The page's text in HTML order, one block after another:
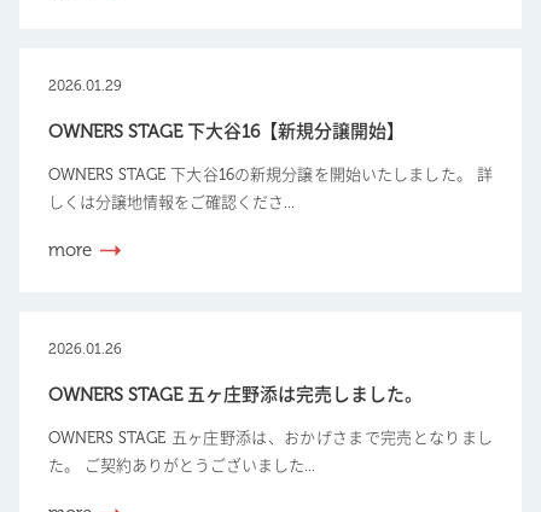
2026.01.29
OWNERS STAGE 下大谷16【新規分譲開始】
OWNERS STAGE 下大谷16の新規分譲を開始いたしました。 詳
しくは分譲地情報をご確認くださ...
more
2026.01.26
OWNERS STAGE 五ヶ庄野添は完売しました。
OWNERS STAGE 五ヶ庄野添は、おかげさまで完売となりまし
た。 ご契約ありがとうございました...